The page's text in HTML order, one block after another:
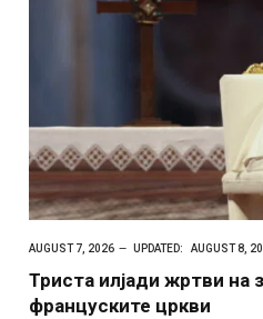
AUGUST 7, 2026 UPDATED: AUGUST 8,
Триста илјади жртви на
француските цркви